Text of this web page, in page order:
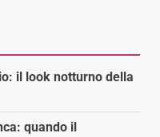
il look notturno della
quando il